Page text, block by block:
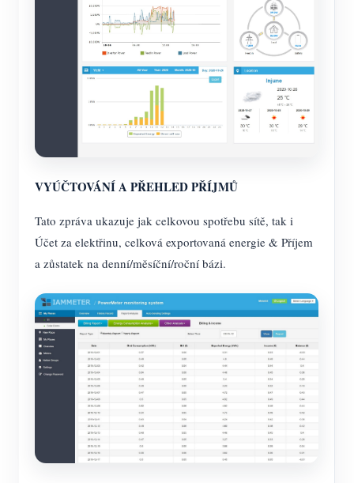
VYÚČTOVÁNÍ A PŘEHLED PŘÍJMŮ
Tato zpráva ukazuje jak celkovou spotřebu sítě, tak i
Účet za elektřinu, celková exportovaná energie & Příjem
a zůstatek na denní/měsíční/roční bázi.